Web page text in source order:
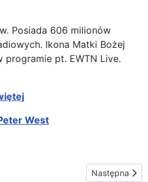
Posiada 606 milionów
Ikona Matki Bożej
pt. EWTN Live.
West
Następna
Następna